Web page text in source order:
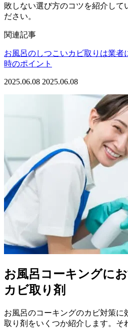
敗しない選び方のコツを紹介して
ださい。
関連記事
お風呂のしつこいカビ取りは業者
時のポイント
2025.06.08 2025.06.08
お風呂コーキングに
カビ取り剤
お風呂のコーキングのカビ対策に
取り剤をいくつか紹介します。そ